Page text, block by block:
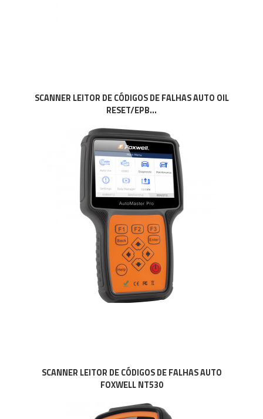
SCANNER LEITOR DE CÓDIGOS DE FALHAS AUTO OIL
RESET/EPB...
SCANNER LEITOR DE CÓDIGOS DE FALHAS AUTO
FOXWELL NT530